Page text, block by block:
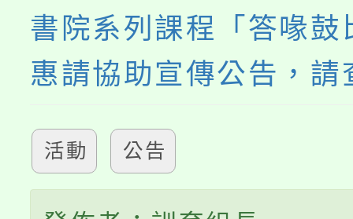
心理、諮商輔導、社會
系所師生報名參加。
書院系列課程「答喙鼓
惠請協助宣傳公告，請
活動 公告